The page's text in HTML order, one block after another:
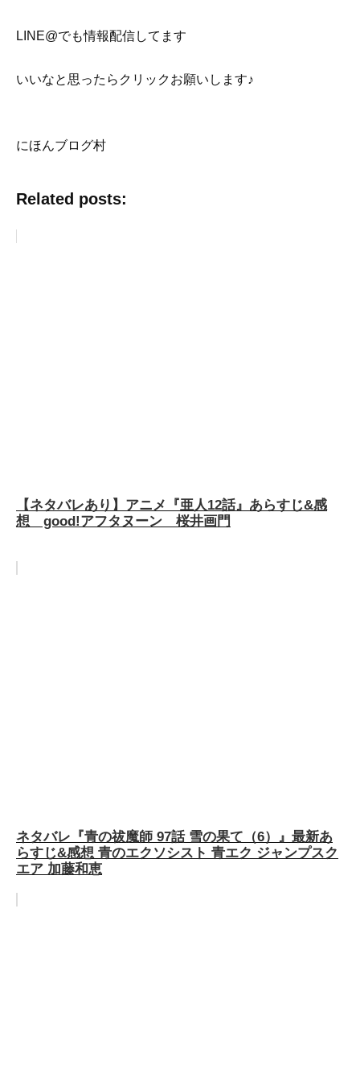
LINE@でも情報配信してます
いいなと思ったらクリックお願いします♪
にほんブログ村
Related posts:
【ネタバレあり】アニメ『亜人12話』あらすじ&感
想 good!アフタヌーン 桜井画門
ネタバレ『青の祓魔師 97話 雪の果て（6）』最新あ
らすじ&感想 青のエクソシスト 青エク ジャンプスク
エア 加藤和恵